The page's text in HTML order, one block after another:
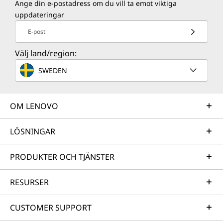
ThinkSmart View Plus ut medarbetarna och
återgår till den säkra startskärmen.
Ange din e-postadress om du vill ta emot viktiga
uppdateringar
E-post
Välj land/region:
SWEDEN
OM LENOVO
LÖSNINGAR
PRODUKTER OCH TJÄNSTER
RESURSER
CUSTOMER SUPPORT